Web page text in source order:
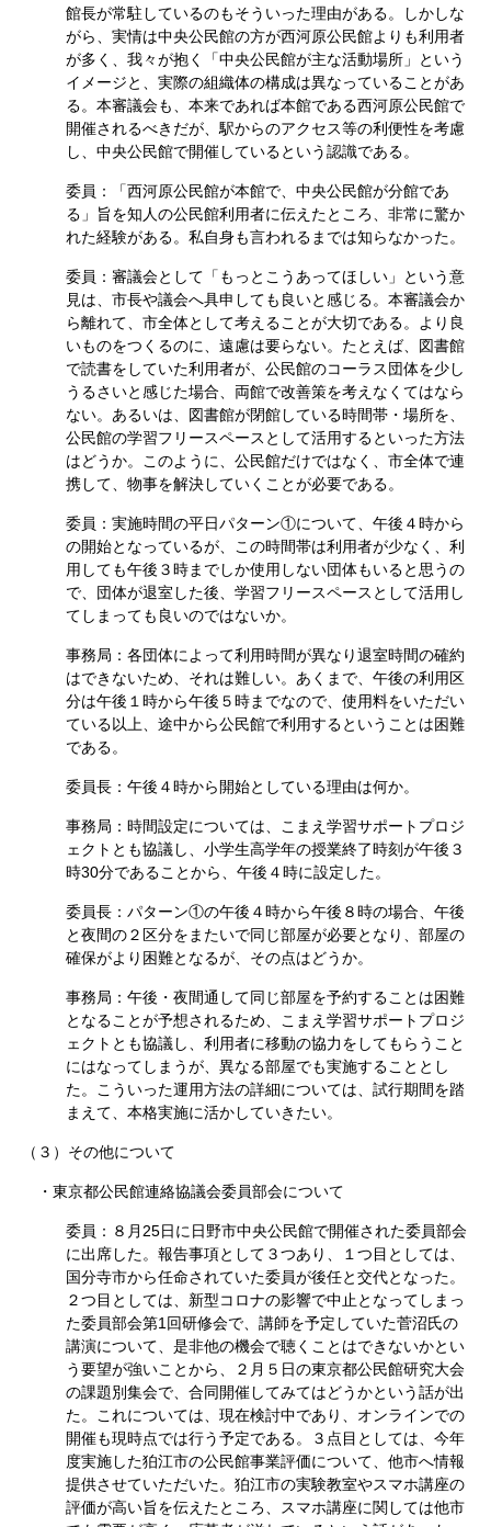
館長が常駐しているのもそういった理由がある。しかしな
がら、実情は中央公民館の方が西河原公民館よりも利用者
が多く、我々が抱く「中央公民館が主な活動場所」という
イメージと、実際の組織体の構成は異なっていることがあ
る。本審議会も、本来であれば本館である西河原公民館で
開催されるべきだが、駅からのアクセス等の利便性を考慮
し、中央公民館で開催しているという認識である。
委員：「西河原公民館が本館で、中央公民館が分館であ
る」旨を知人の公民館利用者に伝えたところ、非常に驚か
れた経験がある。私自身も言われるまでは知らなかった。
委員：審議会として「もっとこうあってほしい」という意
見は、市長や議会へ具申しても良いと感じる。本審議会か
ら離れて、市全体として考えることが大切である。より良
いものをつくるのに、遠慮は要らない。たとえば、図書館
で読書をしていた利用者が、公民館のコーラス団体を少し
うるさいと感じた場合、両館で改善策を考えなくてはなら
ない。あるいは、図書館が閉館している時間帯・場所を、
公民館の学習フリースペースとして活用するといった方法
はどうか。このように、公民館だけではなく、市全体で連
携して、物事を解決していくことが必要である。
委員：実施時間の平日パターン①について、午後４時から
の開始となっているが、この時間帯は利用者が少なく、利
用しても午後３時までしか使用しない団体もいると思うの
で、団体が退室した後、学習フリースペースとして活用し
てしまっても良いのではないか。
事務局：各団体によって利用時間が異なり退室時間の確約
はできないため、それは難しい。あくまで、午後の利用区
分は午後１時から午後５時までなので、使用料をいただい
ている以上、途中から公民館で利用するということは困難
である。
委員長：午後４時から開始としている理由は何か。
事務局：時間設定については、こまえ学習サポートプロジ
ェクトとも協議し、小学生高学年の授業終了時刻が午後３
時30分であることから、午後４時に設定した。
委員長：パターン①の午後４時から午後８時の場合、午後
と夜間の２区分をまたいで同じ部屋が必要となり、部屋の
確保がより困難となるが、その点はどうか。
事務局：午後・夜間通して同じ部屋を予約することは困難
となることが予想されるため、こまえ学習サポートプロジ
ェクトとも協議し、利用者に移動の協力をしてもらうこと
にはなってしまうが、異なる部屋でも実施することとし
た。こういった運用方法の詳細については、試行期間を踏
まえて、本格実施に活かしていきたい。
（３）その他について
・東京都公民館連絡協議会委員部会について
委員：８月25日に日野市中央公民館で開催された委員部会
に出席した。報告事項として３つあり、１つ目としては、
国分寺市から任命されていた委員が後任と交代となった。
２つ目としては、新型コロナの影響で中止となってしまっ
た委員部会第1回研修会で、講師を予定していた菅沼氏の
講演について、是非他の機会で聴くことはできないかとい
う要望が強いことから、２月５日の東京都公民館研究大会
の課題別集会で、合同開催してみてはどうかという話が出
た。これについては、現在検討中であり、オンラインでの
開催も現時点では行う予定である。３点目としては、今年
度実施した狛江市の公民館事業評価について、他市へ情報
提供させていただいた。狛江市の実験教室やスマホ講座の
評価が高い旨を伝えたところ、スマホ講座に関しては他市